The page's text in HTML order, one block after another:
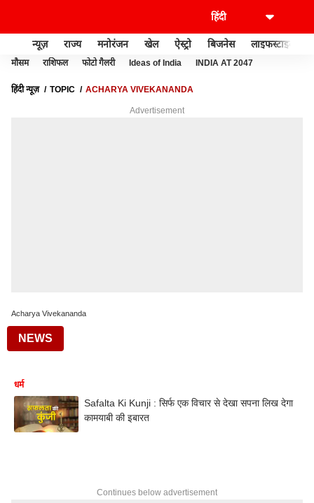
न्यूज़ राज्य मनोरंजन खेल ऐस्ट्रो बिजनेस लाइफस्टाइल
मौसम राशिफल फोटो गैलरी Ideas of India INDIA AT 2047
हिंदी न्यूज़ TOPIC ACHARYA VIVEKANANDA
Advertisement
Acharya Vivekananda
NEWS
धर्म
Safalta Ki Kunji : सिर्फ एक विचार से देखा सपना लिख देगा
कामयाबी की इबारत
Continues below advertisement